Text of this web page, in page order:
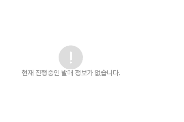
현재 진행중인 발매 정보가 없습니다.